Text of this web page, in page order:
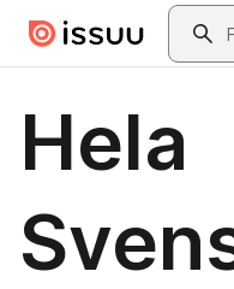
Skip to main contentSearch
Hela